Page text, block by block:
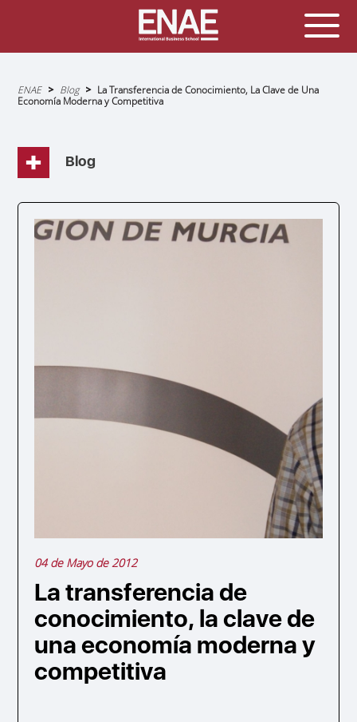
Sobrescribir
enlaces
de
navegación
ENAE Blog
La Transferencia de Conocimiento, La Clave de Una
Economía Moderna y Competitiva
Blog
04 de Mayo de 2012
La transferencia de
conocimiento, la clave de
una economía moderna y
competitiva